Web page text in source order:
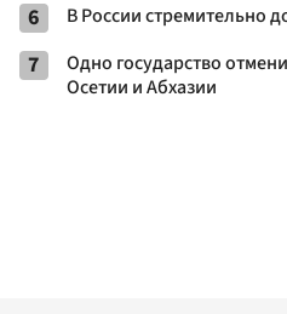
6 В России стремительно
7
Одно государство
Осетии и Абхазии